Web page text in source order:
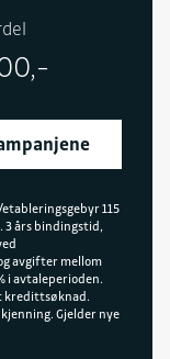
Plus
115
3 års bindingstid,
avgifter mellom
i avtaleperioden.
kredittsøknad.
Gjelder nye